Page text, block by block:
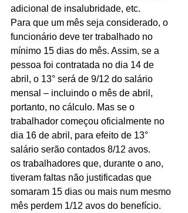
adicional de insalubridade, etc.
Para que um mês seja considerado, o
funcionário deve ter trabalhado no
mínimo 15 dias do mês. Assim, se a
pessoa foi contratada no dia 14 de
abril, o 13° será de 9/12 do salário
mensal – incluindo o mês de abril,
portanto, no cálculo. Mas se o
trabalhador começou oficialmente no
dia 16 de abril, para efeito de 13°
salário serão contados 8/12 avos.
os trabalhadores que, durante o ano,
tiveram faltas não justificadas que
somaram 15 dias ou mais num mesmo
mês perdem 1/12 avos do benefício.